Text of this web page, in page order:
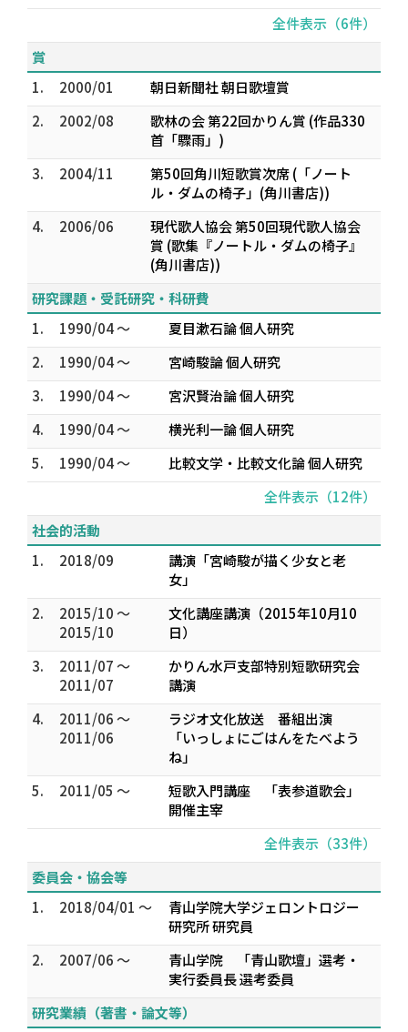
全件表示（6件）
賞
1.
2000/01
朝日新聞社 朝日歌壇賞
2.
2002/08
歌林の会 第22回かりん賞 (作品330
首「驟雨」)
3.
2004/11
第50回角川短歌賞次席 (「ノート
ル・ダムの椅子」(角川書店))
4.
2006/06
現代歌人協会 第50回現代歌人協会
賞 (歌集『ノートル・ダムの椅子』
(角川書店))
研究課題・受託研究・科研費
1.
1990/04 ～
夏目漱石論 個人研究
2.
1990/04 ～
宮崎駿論 個人研究
3.
1990/04 ～
宮沢賢治論 個人研究
4.
1990/04 ～
横光利一論 個人研究
5.
1990/04 ～
比較文学・比較文化論 個人研究
全件表示（12件）
社会的活動
1.
2018/09
講演「宮崎駿が描く少女と老
女」
2.
2015/10 ～
2015/10
文化講座講演（2015年10月10
日）
3.
2011/07 ～
2011/07
かりん水戸支部特別短歌研究会
講演
4.
2011/06 ～
2011/06
ラジオ文化放送 番組出演
「いっしょにごはんをたべよう
ね」
5.
2011/05 ～
短歌入門講座 「表参道歌会」
開催主宰
全件表示（33件）
委員会・協会等
1.
2018/04/01 ～
青山学院大学ジェロントロジー
研究所 研究員
2.
2007/06 ～
青山学院 「青山歌壇」選考・
実行委員長 選考委員
研究業績（著書・論文等）